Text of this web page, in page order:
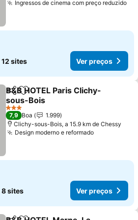
Ingressos de cinema com preço reduzido
12 sites Ver preços
PartilharAdicionar aos favoritos
B&B HOTEL Paris Clichy-
sous-Bois
Ver preços
3 Estrelas
7,9 Boa
1.999
Clichy-sous-Bois, a 15.9 km de Chessy
Design moderno e reformadoVer preços
8 sites Ver preços